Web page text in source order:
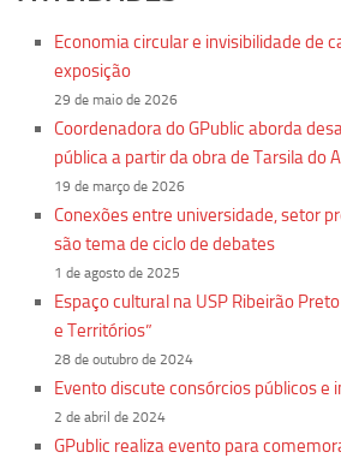
Newsletter
Economia circular e invisibilidade de
exposição
29 de maio de 2026
Coordenadora do GPublic aborda
pública a partir da obra de Tarsila do
19 de março de 2026
Conexões entre universidade, setor
são tema de ciclo de debates
1 de agosto de 2025
Espaço cultural na USP Ribeirão
e Territórios”
28 de outubro de 2024
Evento discute consórcios públicos e
2 de abril de 2024
GPublic realiza evento para